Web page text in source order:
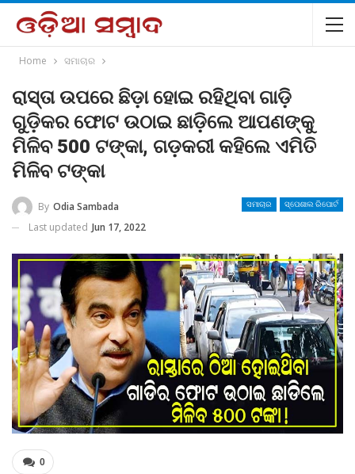
Home ସମାଚାର
ରାସ୍ତା ଉପରେ ଛିଡ଼ା ହୋଇ ରହିଥିବା ଗାଡ଼ି
ଗୁଡ଼ିକର ଫୋଟ ଉଠାଇ ଛାଡ଼ିଲେ ଆପଣଙ୍କୁ
ମିଳିବ 500 ଟଙ୍କା, ଗଡ଼କରୀ କହିଲେ ଏମିତି
ମିଳିବ ଟଙ୍କା
ସମାଚାର ସ୍ପେଶାଲ ରିପୋର୍ଟ
By Odia Sambada
Last updated Jun 17, 2022
0